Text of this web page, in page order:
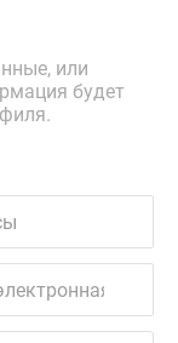
или
будет